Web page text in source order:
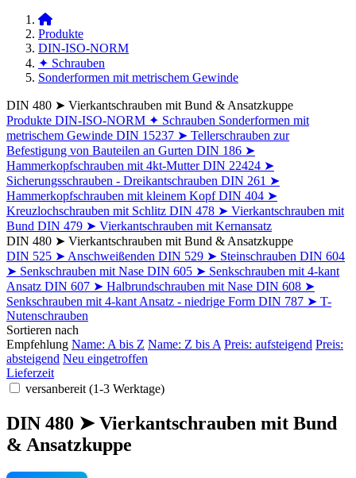
Produkte
DIN-ISO-NORM
✦ Schrauben
Sonderformen mit metrischem Gewinde
DIN 480 ➤ Vierkantschrauben mit Bund & Ansatzkuppe
Produkte DIN-ISO-NORM ✦ Schrauben Sonderformen mit
metrischem Gewinde DIN 15237 ➤ Tellerschrauben zur
Befestigung von Bauteilen an Gurten DIN 186 ➤
Hammerkopfschrauben mit 4kt-Mutter DIN 22424 ➤
Sicherungsschrauben - Dreikantschrauben DIN 261 ➤
Hammerkopfschrauben mit kleinem Kopf DIN 404 ➤
Kreuzlochschrauben mit Schlitz DIN 478 ➤ Vierkantschrauben mit
Bund DIN 479 ➤ Vierkantschrauben mit Kernansatz
DIN 480 ➤ Vierkantschrauben mit Bund & Ansatzkuppe
DIN 525 ➤ Anschweißenden DIN 529 ➤ Steinschrauben DIN 604
➤ Senkschrauben mit Nase DIN 605 ➤ Senkschrauben mit 4-kant
Ansatz DIN 607 ➤ Halbrundschrauben mit Nase DIN 608 ➤
Senkschrauben mit 4-kant Ansatz - niedrige Form DIN 787 ➤ T-
Nutenschrauben
Sortieren nach
Empfehlung Name: A bis Z Name: Z bis A Preis: aufsteigend Preis:
absteigend Neu eingetroffen
Lieferzeit
versanbereit (1-3 Werktage)
DIN 480 ➤ Vierkantschrauben mit Bund
& Ansatzkuppe